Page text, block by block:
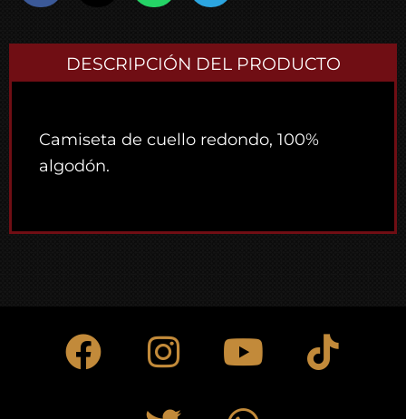
DESCRIPCIÓN DEL PRODUCTO
Camiseta de cuello redondo, 100%
algodón.